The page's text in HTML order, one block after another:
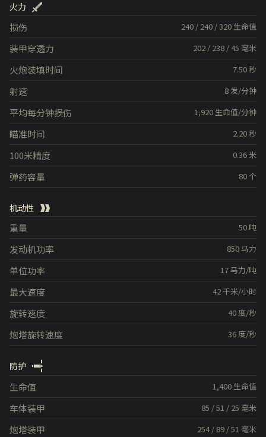
火力
240 / 240 /320 生命值
损伤
202 / 238 / 45 毫米
装甲穿透力
7.50 秒
火炮装填时间
8 发/分钟
射速
1,920 生命值/分钟
平均每分钟损伤
2.20 秒
瞄准时间
0.36米
100米精度
80个
弹药容量
机动性
50 吨
重量
850马力
发动机功率
17马力/吨
单位功率
42千米/小时
最大速度
40 度/秒
旋转速度
36 度/秒
炮塔旋转速度
防护
1,400 生命值
生命值
85 /51 / 25 毫米
车体装甲
254/ 89 /51 毫米
炮塔装甲